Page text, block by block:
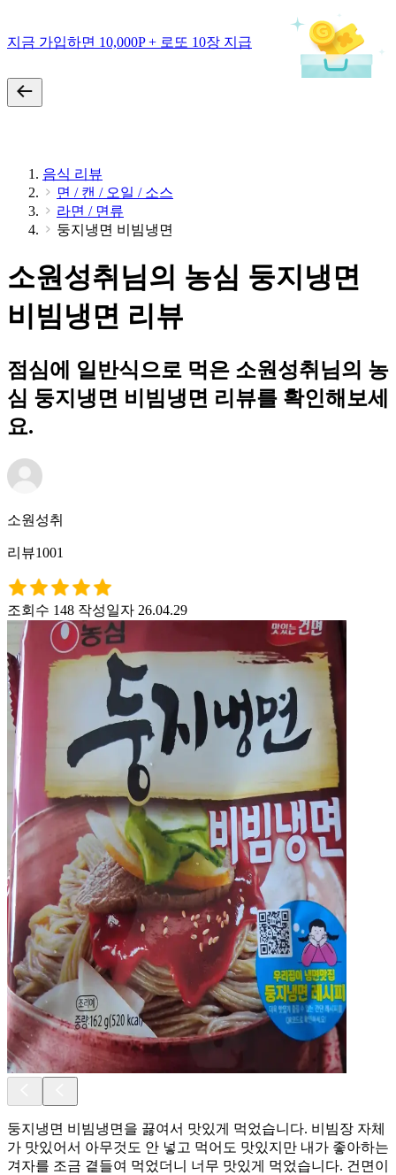
지금 가입하면 10,000P + 로또 10장 지급
음식 리뷰
면 / 캔 / 오일 / 소스
라면 / 면류
둥지냉면 비빔냉면
소원성취님의 농심 둥지냉면
비빔냉면 리뷰
점심에 일반식으로 먹은 소원성취님의 농
심 둥지냉면 비빔냉면 리뷰를 확인해보세
요.
소원성취
리뷰1001
조회수 148 작성일자 26.04.29
둥지냉면 비빔냉면을 끓여서 맛있게 먹었습니다. 비빔장 자체
가 맛있어서 아무것도 안 넣고 먹어도 맛있지만 내가 좋아하는
겨자를 조금 곁들여 먹었더니 너무 맛있게 먹었습니다. 건면이